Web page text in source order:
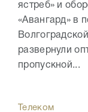
ястреб» и
«Авангард» в
развернули
пропускной...
Телеком